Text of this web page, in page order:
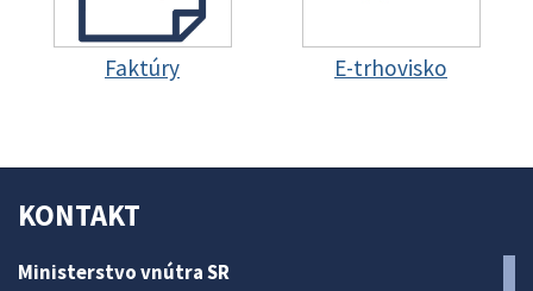
Faktúry E-trhovisko
KONTAKT
Ministerstvo vnútra SR